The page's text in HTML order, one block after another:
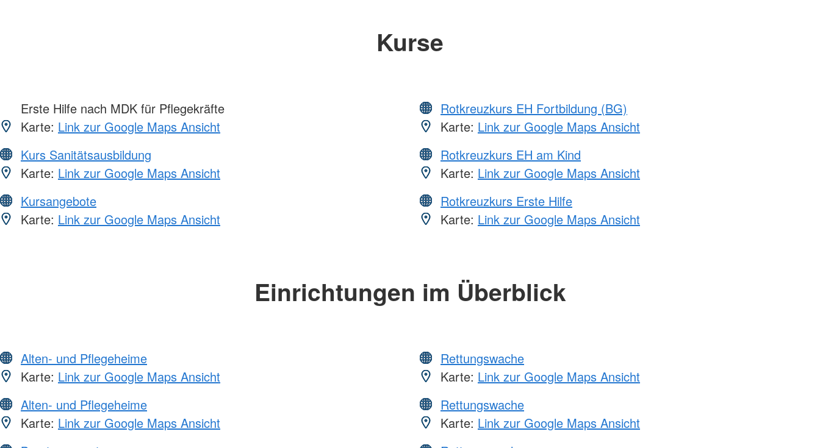
Kurse
Erste Hilfe nach MDK für Pflegekräfte
Karte: Link zur Google Maps Ansicht
Kurs Sanitätsausbildung
Karte: Link zur Google Maps Ansicht
Kursangebote
Karte: Link zur Google Maps Ansicht
Rotkreuzkurs EH Fortbildung (BG)
Karte: Link zur Google Maps Ansicht
Rotkreuzkurs EH am Kind
Karte: Link zur Google Maps Ansicht
Rotkreuzkurs Erste Hilfe
Karte: Link zur Google Maps Ansicht
Einrichtungen im Überblick
Alten- und Pflegeheime
Karte: Link zur Google Maps Ansicht
Alten- und Pflegeheime
Karte: Link zur Google Maps Ansicht
Rettungswache
Karte: Link zur Google Maps Ansicht
Rettungswache
Karte: Link zur Google Maps Ansicht